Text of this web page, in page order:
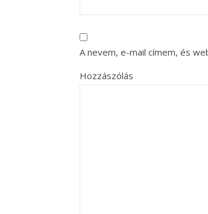
A nevem, e-mail címem, és
Hozzászólás